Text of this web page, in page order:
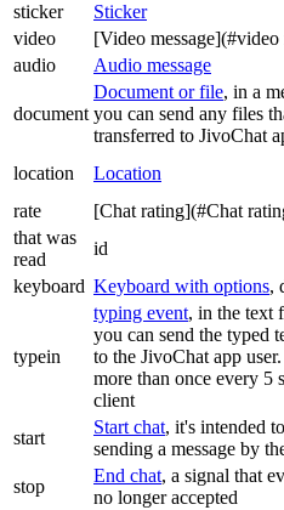
sticker
Sticker
video
[Video message](#video
audio
Audio message
document
Document or file, in a
you can send any files
transferred to JivoChat
location Location
rate
[Chat rating](#Chat
that was
read
id
keyboard Keyboard with options,
typein
typing event, in the text
you can send the typed
to the JivoChat app
more than once every 5
client
start
Start chat, it's intended
sending a message by
stop
End chat, a signal that
no longer accepted